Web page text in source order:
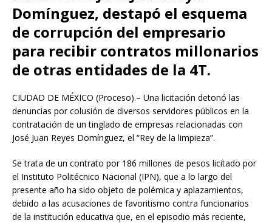
Domínguez, destapó el esquema
de corrupción del empresario
para recibir contratos millonarios
de otras entidades de la 4T.
CIUDAD DE MÉXICO (Proceso).– Una licitación detonó las
denuncias por colusión de diversos servidores públicos en la
contratación de un tinglado de empresas relacionadas con
José Juan Reyes Domínguez, el “Rey de la limpieza”.
Se trata de un contrato por 186 millones de pesos licitado por
el Instituto Politécnico Nacional (IPN), que a lo largo del
presente año ha sido objeto de polémica y aplazamientos,
debido a las acusaciones de favoritismo contra funcionarios
de la institución educativa que, en el episodio más reciente,